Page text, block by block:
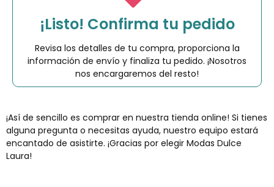
¡Listo! Confirma tu pedido
Revisa los detalles de tu compra, proporciona la
información de envío y finaliza tu pedido. ¡Nosotros
nos encargaremos del resto!
¡Así de sencillo es comprar en nuestra tienda online! Si tienes
alguna pregunta o necesitas ayuda, nuestro equipo estará
encantado de asistirte. ¡Gracias por elegir Modas Dulce
Laura!